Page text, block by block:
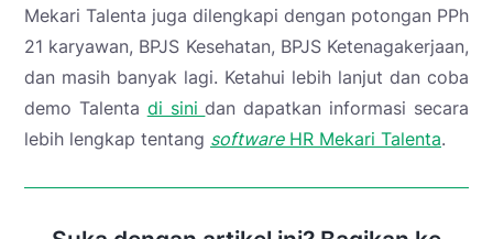
Mekari Talenta juga dilengkapi dengan potongan PPh
21 karyawan, BPJS Kesehatan, BPJS Ketenagakerjaan,
dan masih banyak lagi. Ketahui lebih lanjut dan coba
demo Talenta di sinidan dapatkan informasi secara
lebih lengkap tentang softwareHR Mekari Talenta.